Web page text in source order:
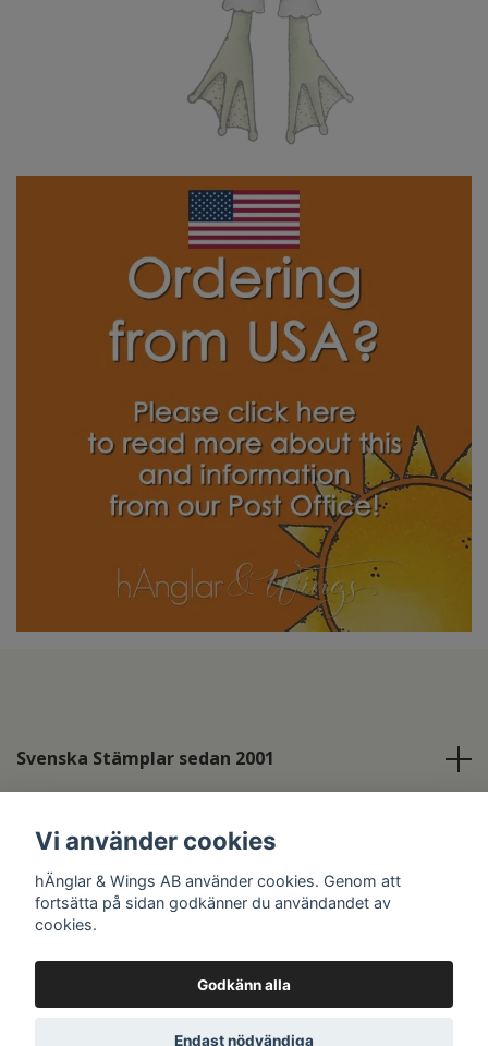
Svenska Stämplar sedan 2001
Sociala medier
© 2026 hÄnglar & Wings AB
Vi använder cookies
hÄnglar & Wings AB använder cookies. Genom att
fortsätta på sidan godkänner du användandet av
cookies.
Godkänn alla
Endast nödvändiga